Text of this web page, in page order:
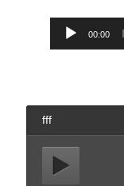
Reproductor
00:00